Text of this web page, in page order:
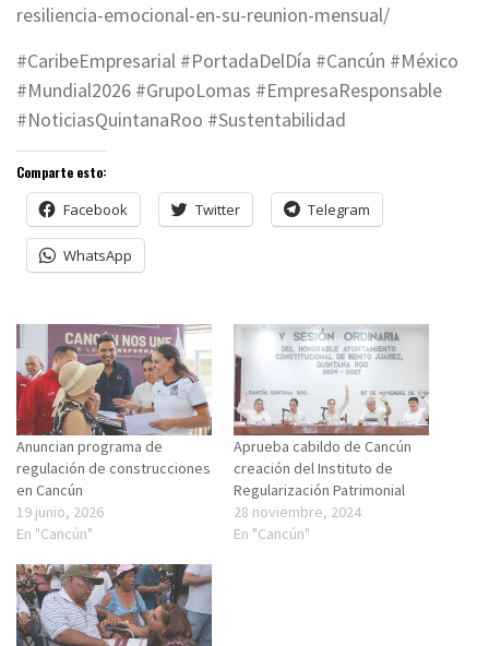
resiliencia-emocional-en-su-reunion-mensual/
#CaribeEmpresarial #PortadaDelDía #Cancún #México
#Mundial2026 #GrupoLomas #EmpresaResponsable
#NoticiasQuintanaRoo #Sustentabilidad
Comparte esto:
Facebook Twitter Telegram
WhatsApp
Anuncian programa de
regulación de construcciones
en Cancún
19 junio, 2026
En "Cancún"
Aprueba cabildo de Cancún
creación del Instituto de
Regularización Patrimonial
28 noviembre, 2024
En "Cancún"